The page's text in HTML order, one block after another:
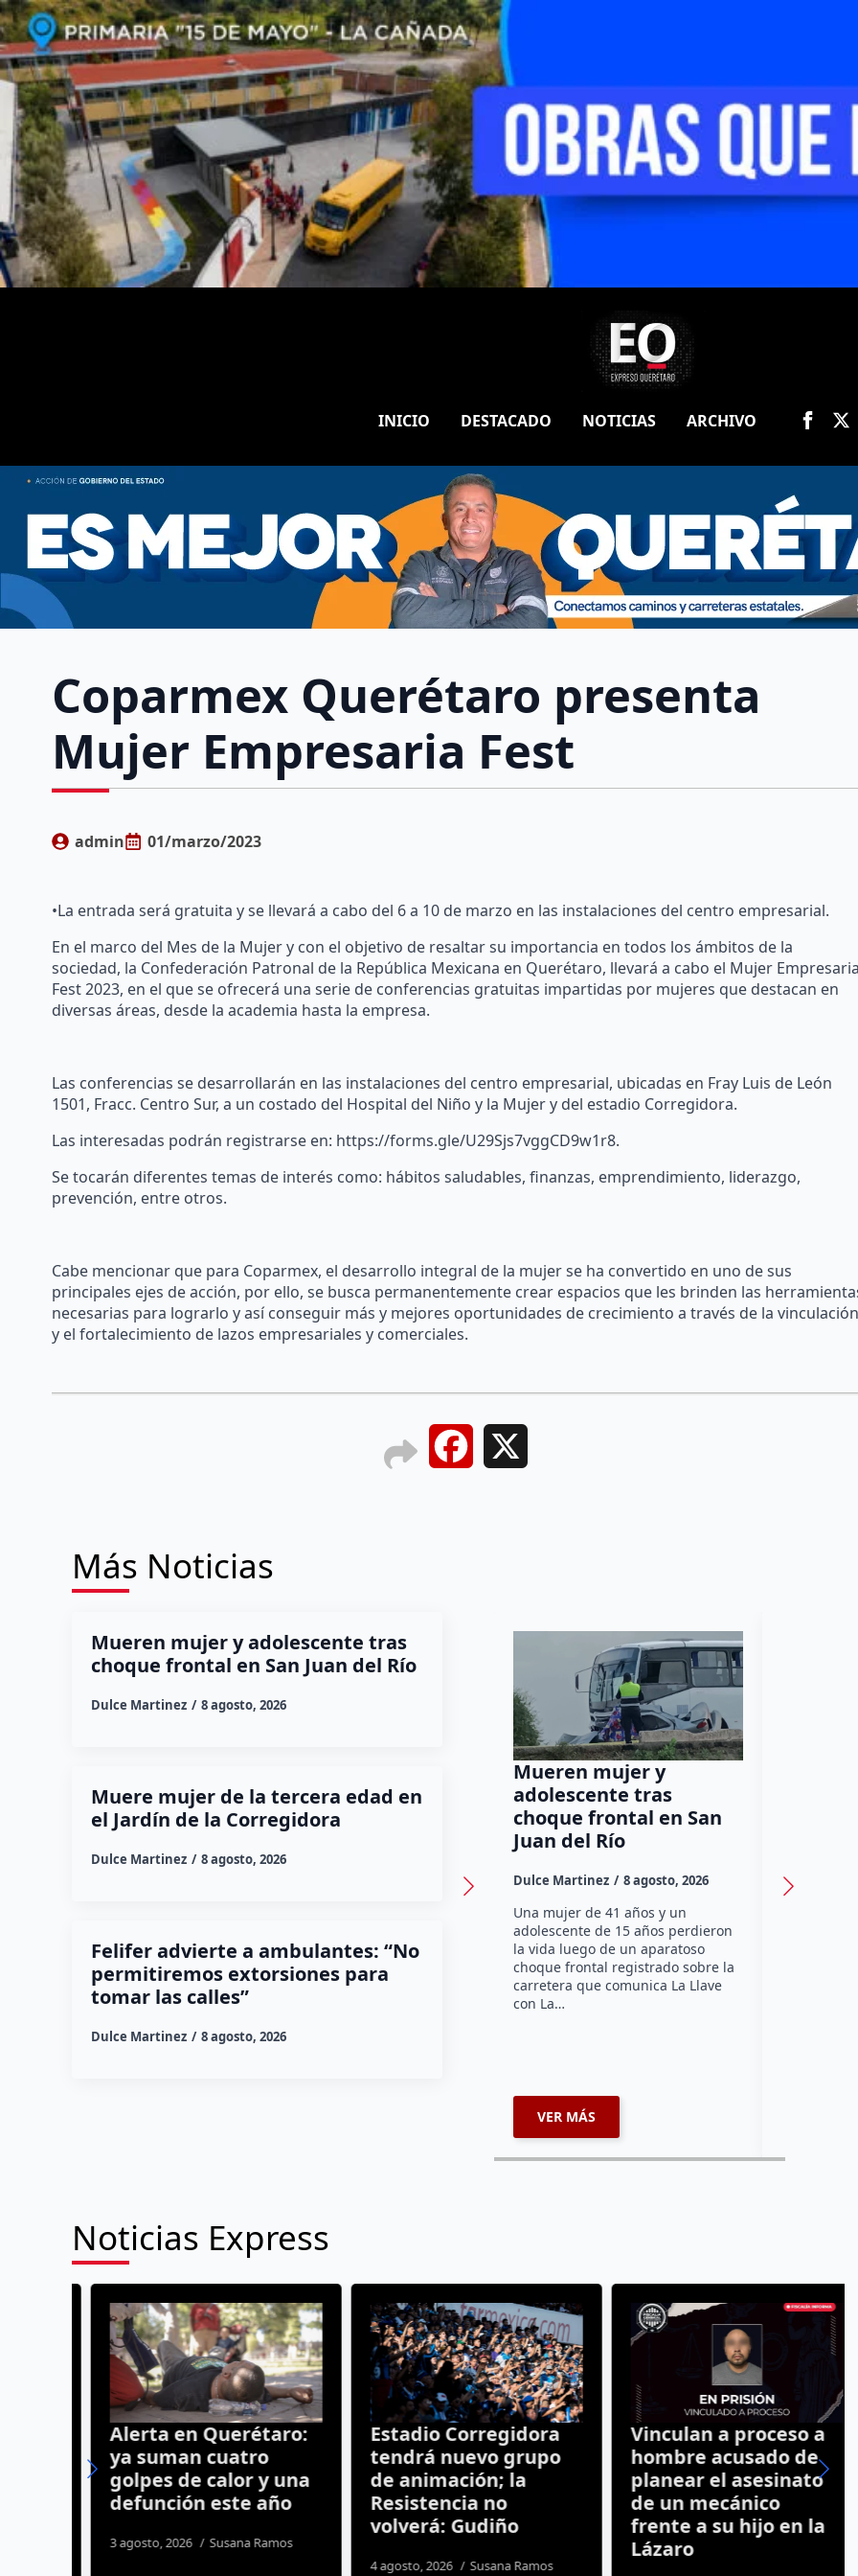
INICIO DESTACADO NOTICIAS ARCHIVO
Coparmex Querétaro presenta
Mujer Empresaria Fest
admin 01/marzo/2023
•La entrada será gratuita y se llevará a cabo del 6 a 10 de marzo en las instalaciones del centro empresarial.
En el marco del Mes de la Mujer y con el objetivo de resaltar su importancia en todos los ámbitos de la
sociedad, la Confederación Patronal de la República Mexicana en Querétaro, llevará a cabo el Mujer
Fest 2023, en el que se ofrecerá una serie de conferencias gratuitas impartidas por mujeres que destacan en
diversas áreas, desde la academia hasta la empresa.
Las conferencias se desarrollarán en las instalaciones del centro empresarial, ubicadas en Fray Luis de León
1501, Fracc. Centro Sur, a un costado del Hospital del Niño y la Mujer y del estadio Corregidora.
Las interesadas podrán registrarse en: https://forms.gle/U29Sjs7vggCD9w1r8.
Se tocarán diferentes temas de interés como: hábitos saludables, finanzas, emprendimiento, liderazgo,
prevención, entre otros.
Cabe mencionar que para Coparmex, el desarrollo integral de la mujer se ha convertido en uno de sus
principales ejes de acción, por ello, se busca permanentemente crear espacios que les brinden las
necesarias para lograrlo y así conseguir más y mejores oportunidades de crecimiento a través de la vinculación
y el fortalecimiento de lazos empresariales y comerciales.
Facebook
Más Noticias
Mueren mujer y adolescente tras
choque frontal en San Juan del Río
Dulce Martinez 8 agosto, 2026
Muere mujer de la tercera edad en
el Jardín de la Corregidora
Dulce Martinez 8 agosto, 2026
Felifer advierte a ambulantes: “No
permitiremos extorsiones para
tomar las calles”
Dulce Martinez 8 agosto, 2026
Mueren mujer y
adolescente tras
choque frontal en San
Juan del Río
Dulce Martinez 8 agosto, 2026
Una mujer de 41 años y un
adolescente de 15 años perdieron
la vida luego de un aparatoso
choque frontal registrado sobre la
carretera que comunica La Llave
con La…
VER MÁS
Una mujer
Noticias Express
Alerta en Querétaro:
ya suman cuatro
golpes de calor y una
defunción este año
3 agosto, 2026 Susana Ramos
Estadio Corregidora
tendrá nuevo grupo
de animación; la
Resistencia no
volverá: Gudiño
4 agosto, 2026 Susana Ramos
Vinculan a proceso a
hombre acusado de
planear el asesinato
de un mecánico
frente a su hijo en la
Lázaro